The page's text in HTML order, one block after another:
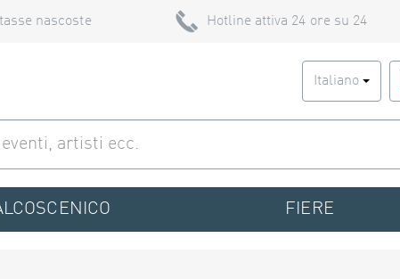
nascoste Hotline attiva 24 ore su 24
Italiano
FIERE